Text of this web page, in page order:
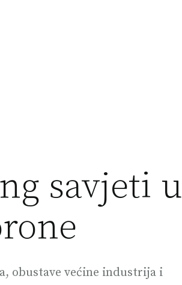
savjeti u
obustave većine industrija i